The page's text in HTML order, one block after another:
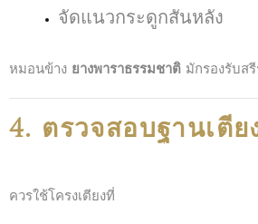
จัดแนวกระดูกสันหลัง
หมอนข้าง ยางพาราธรรมชาติ มักรองรับส
4. ตรวจสอบฐานเตีย
ควรใช้โครงเตียงที่